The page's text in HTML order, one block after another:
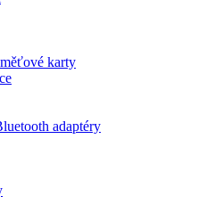
karty
adaptéry